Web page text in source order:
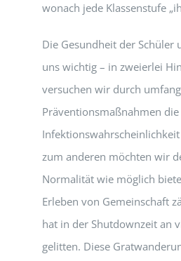
wonach jede Klassenstufe
Die Gesundheit der Schüler
uns wichtig – in zweierlei
versuchen wir durch
Präventionsmaßnahmen die
zum anderen möchten wir
Normalität wie möglich
Erleben von Gemeinschaft
hat in der Shutdownzeit an
gelitten. Diese